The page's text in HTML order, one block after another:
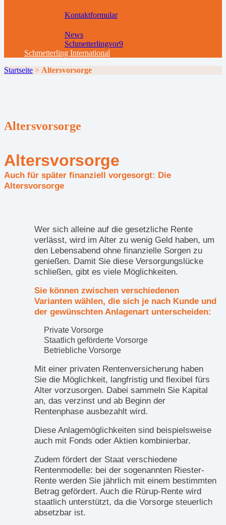
Kontaktformular
News
Schmetterlingvor9
Schmetterling International
Startseite > Altersvorsorge
Altersvorsorge
Altersvorsorge
Auch für später finanziell vorgesorgt: Die
Altersvorsorge
Wer sich alleine auf die gesetzliche Rente
verlässt, wird im Alter zu wenig Geld haben, um
den Lebensabend ohne finanzielle Sorgen zu
genießen. Damit Sie diese Versorgungslücke
schließen, gibt es viele Möglichkeiten.
Sie können zwischen verschiedenen
Varianten wählen, die sich je nach Kunde und
der gewünschten Anlagenart unterscheiden:
Private Vorsorge
Staatlich geförderte Vorsorge
Betriebliche Vorsorge
Mit einer privaten Rentenversicherung haben
Sie die Möglichkeit, langfristig und flexibel fürs
Alter vorzusorgen. Dabei sammeln Sie Kapital
an, das verzinst und ab Beginn der
Rentenphase ausbezahlt wird.
Diese Anlagemöglichkeiten sind beispielsweise
auch mit Fonds oder Aktien kombinierbar.
Zudem fördert der Staat verschiedene
Rentenmodelle: bei der sogenannten Riester-
Rente werden Sie jährlich mit einem bestimmten
Betrag gefördert. Auch die Rürup-Rente wird
staatlich unterstützt, da die Vorsorge steuerlich
absetzbar ist.